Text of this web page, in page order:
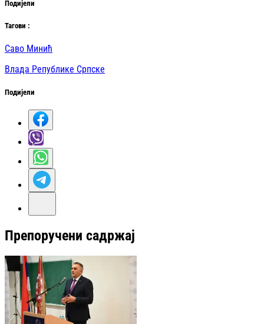
Подијели
Тагови :
Саво Минић
Влада Републике Српске
Подијели
Препоручени садржај